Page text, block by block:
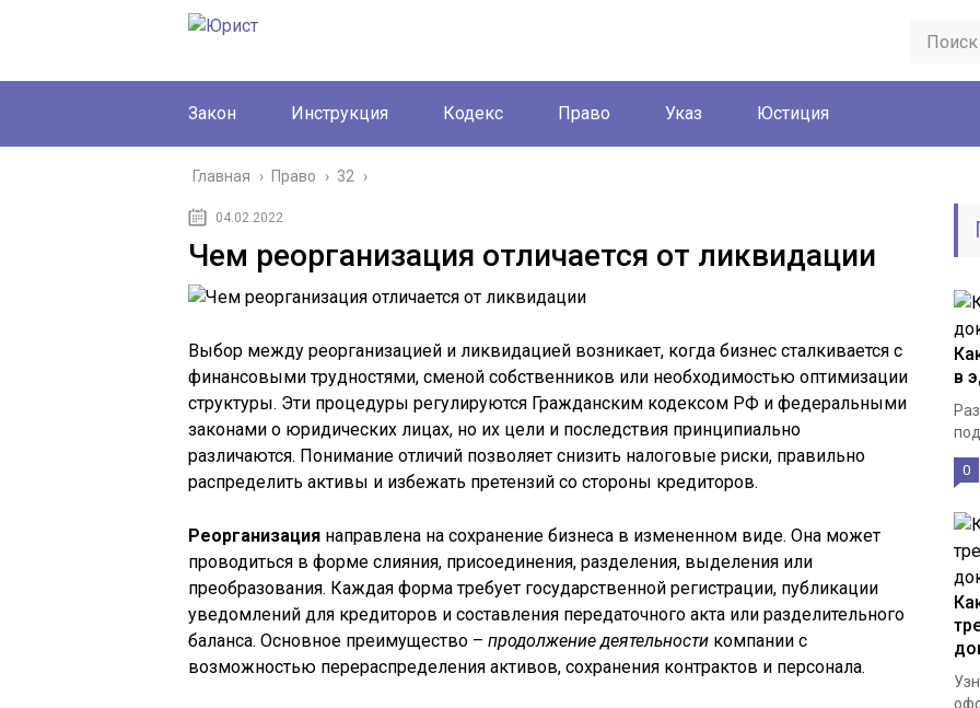
Закон Инструкция Кодекс Право Указ Юстиция
Главная › Право › 32 ›
04.02.2022
Чем реорганизация отличается от ликвидации
Выбор между реорганизацией и ликвидацией возникает, когда бизнес сталкивается с
финансовыми трудностями, сменой собственников или необходимостью оптимизации
структуры. Эти процедуры регулируются Гражданским кодексом РФ и федеральными
законами о юридических лицах, но их цели и последствия принципиально
различаются. Понимание отличий позволяет снизить налоговые риски, правильно
распределить активы и избежать претензий со стороны кредиторов.
Реорганизация направлена на сохранение бизнеса в измененном виде. Она может
проводиться в форме слияния, присоединения, разделения, выделения или
преобразования. Каждая форма требует государственной регистрации, публикации
уведомлений для кредиторов и составления передаточного акта или разделительного
баланса. Основное преимущество – продолжение деятельности компании с
возможностью перераспределения активов, сохранения контрактов и персонала.
в
0